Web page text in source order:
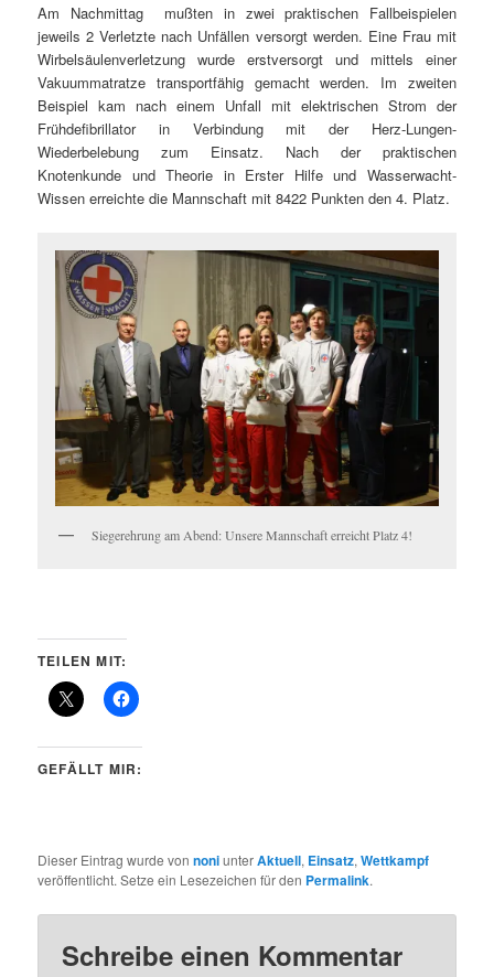
Am Nachmittag mußten in zwei praktischen Fallbeispielen
jeweils 2 Verletzte nach Unfällen versorgt werden. Eine Frau mit
Wirbelsäulenverletzung wurde erstversorgt und mittels einer
Vakuummatratze transportfähig gemacht werden. Im zweiten
Beispiel kam nach einem Unfall mit elektrischen Strom der
Frühdefibrillator in Verbindung mit der Herz-Lungen-
Wiederbelebung zum Einsatz. Nach der praktischen
Knotenkunde und Theorie in Erster Hilfe und Wasserwacht-
Wissen erreichte die Mannschaft mit 8422 Punkten den 4. Platz.
Siegerehrung am Abend: Unsere Mannschaft erreicht Platz 4!
TEILEN MIT:
GEFÄLLT MIR:
Dieser Eintrag wurde vonnoniunterAktuell, Einsatz,Wettkampf
veröffentlicht. Setze ein Lesezeichen für den Permalink.
Schreibe einen Kommentar